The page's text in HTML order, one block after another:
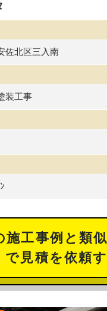
佐北区三入南
装工事
施工事例と類
で見積を依頼